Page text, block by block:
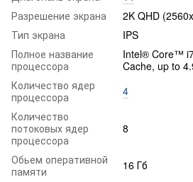
Разрешение экрана
2K QHD
Тип экрана
IPS
Полное название
процессора
Intel® Core™
Cache, up to
Количество ядер
процессора
4
Количество
потоковых ядер
процессора
8
Обьем оперативной
памяти
16 Гб